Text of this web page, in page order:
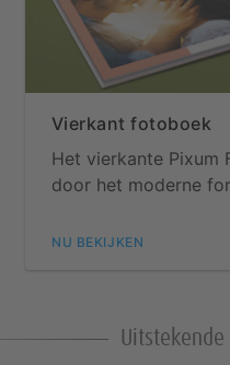
Vierkant fotoboek
Het vierkante Pixum
door het moderne
NU BEKIJKEN